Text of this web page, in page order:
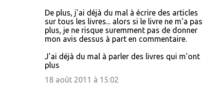
De plus, j'ai déjà du mal à écrire des articles
sur tous les livres... alors si le livre ne m'a pas
plus, je ne risque suremment pas de donner
mon avis dessus à part en commentaire.
J'ai déjà du mal à parler des livres qui m'ont
plus
18 août 2011 à 15:02